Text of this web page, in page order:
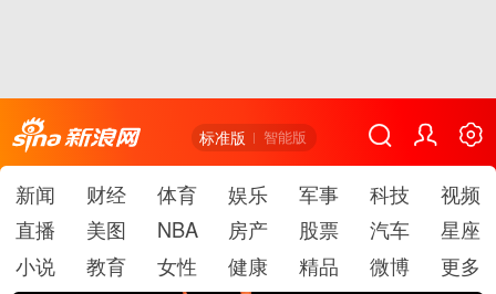
标准版 智能版
新闻 财经 体育 娱乐 军事 科技
视频
直播
美图 NBA 房产 股票 汽车
星座
小说
教育 女性 健康 精品 微博 更多